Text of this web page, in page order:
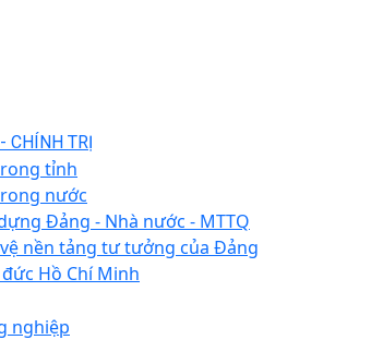
CHÍNH TRỊ
tỉnh
nước
Đảng - Nhà nước - MTTQ
nền tảng tư tưởng của Đảng
Hồ Chí Minh
nghiệp